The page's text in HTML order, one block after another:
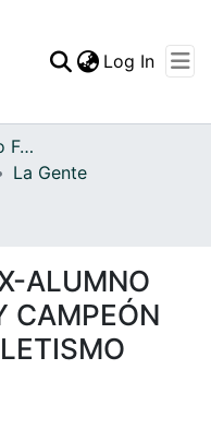
Statistics
Log In
Archivo del Patrimonio Fotográfico y Fílmico del Valle del Cauca
La Gente
ALUMNO
CAMPEÓN